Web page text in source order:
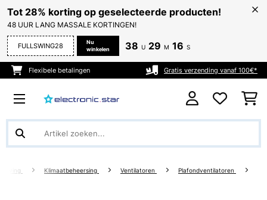
Tot 28% korting op geselecteerde producten!
48 UUR LANG MASSALE KORTINGEN!
FULLSWING28
Nu
winkelen
38 U 29 M 16 S
Flexibele betalingen Gratis verzending vanaf 100€*
Living Klimaatbeheersing Ventilatoren Plafondventilatoren